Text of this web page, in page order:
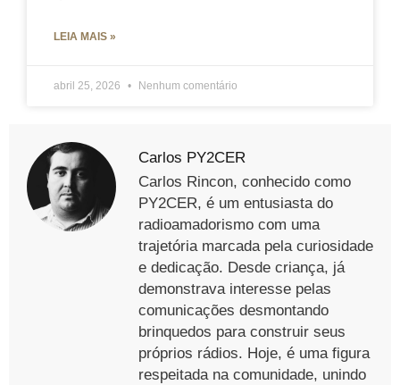
LEIA MAIS »
abril 25, 2026 Nenhum comentário
Carlos PY2CER
Carlos Rincon, conhecido como
PY2CER, é um entusiasta do
radioamadorismo com uma
trajetória marcada pela curiosidade
e dedicação. Desde criança, já
demonstrava interesse pelas
comunicações desmontando
brinquedos para construir seus
próprios rádios. Hoje, é uma figura
respeitada na comunidade, unindo